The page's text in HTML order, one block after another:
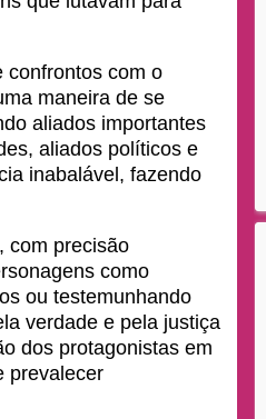
confrontos com o
maneira de se
aliados importantes
aliados políticos e
inabalável, fazendo
com precisão
como
ou testemunhando
verdade e pela justiça
dos protagonistas em
prevalecer